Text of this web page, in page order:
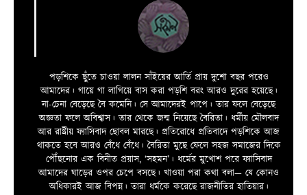
পড়শিকে ছুঁতে চাওয়া লালন সাঁইয়ের আর্তি প্রায় দুশো বছর পরেও
আমাদের। গায়ে গা লাগিয়ে বাস করা পড়শি বরং আরও দুরের হয়েছে।
না-চেনা বেড়েছে বৈ কমেনি। সে আমাদেরই পাপে। তার ফলে বেড়েছে
অজ্ঞতা ফলে অবিশ্বাস। তার থেকে জন্ম নিয়েছে বৈরিতা। ধর্মীয় মৌলবাদ
আর রাষ্ট্রীয় ফ্যাসিবাদ ছোবল মারছে। প্রতিরোধে প্রতিবাদে পড়শিকে আজ
থাকতে হবে আরও বেঁধে বেঁধে। বৈরিতা মুছে ফেলে সহজ সমাজের দিকে
পৌঁছনোর এক বিনীত প্রয়াস, ‘সহমন’। ধর্মের মুখোশ পরে ফ্যাসিবাদ
আমাদের ঘাড়ের ওপর চেপে বসছে। খাওয়া পরা কথা বলা—­­ যে কোনও
অধিকারই আজ বিপন্ন। তারা ধর্মকে করেছে রাজনীতির হাতিয়ার।